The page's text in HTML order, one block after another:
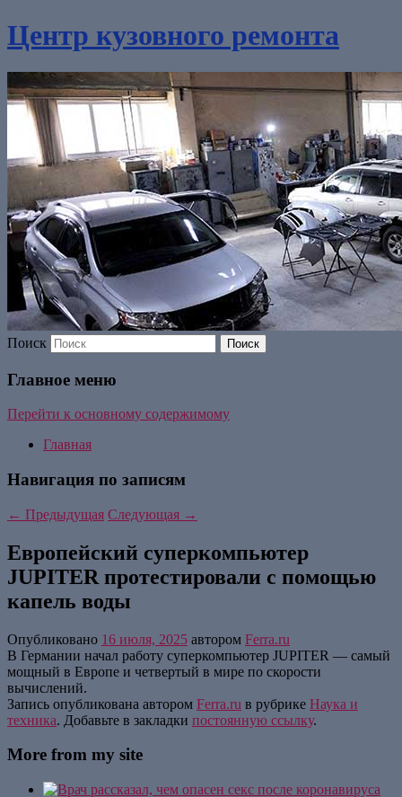
Центр кузовного ремонта
Поиск
Главное меню
Перейти к основному содержимому
Главная
Навигация по записям
← Предыдущая Следующая →
Европейский суперкомпьютер
JUPITER протестировали с помощью
капель воды
Опубликовано 16 июля, 2025 автором Ferra.ru
В Германии начал работу суперкомпьютер JUPITER — самый
мощный в Европе и четвертый в мире по скорости
вычислений.
Запись опубликована автором Ferra.ru в рубрике Наука и
техника. Добавьте в закладки постоянную ссылку.
More from my site